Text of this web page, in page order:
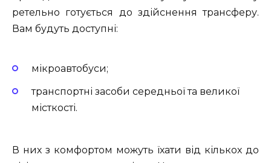
ретельно готується до здійснення трансферу.
Вам будуть доступні:
мікроавтобуси;
транспортні засоби середньої та великої
місткості.
В них з комфортом можуть їхати від кількох до